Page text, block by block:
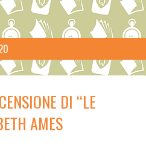
DI “LE
AMES